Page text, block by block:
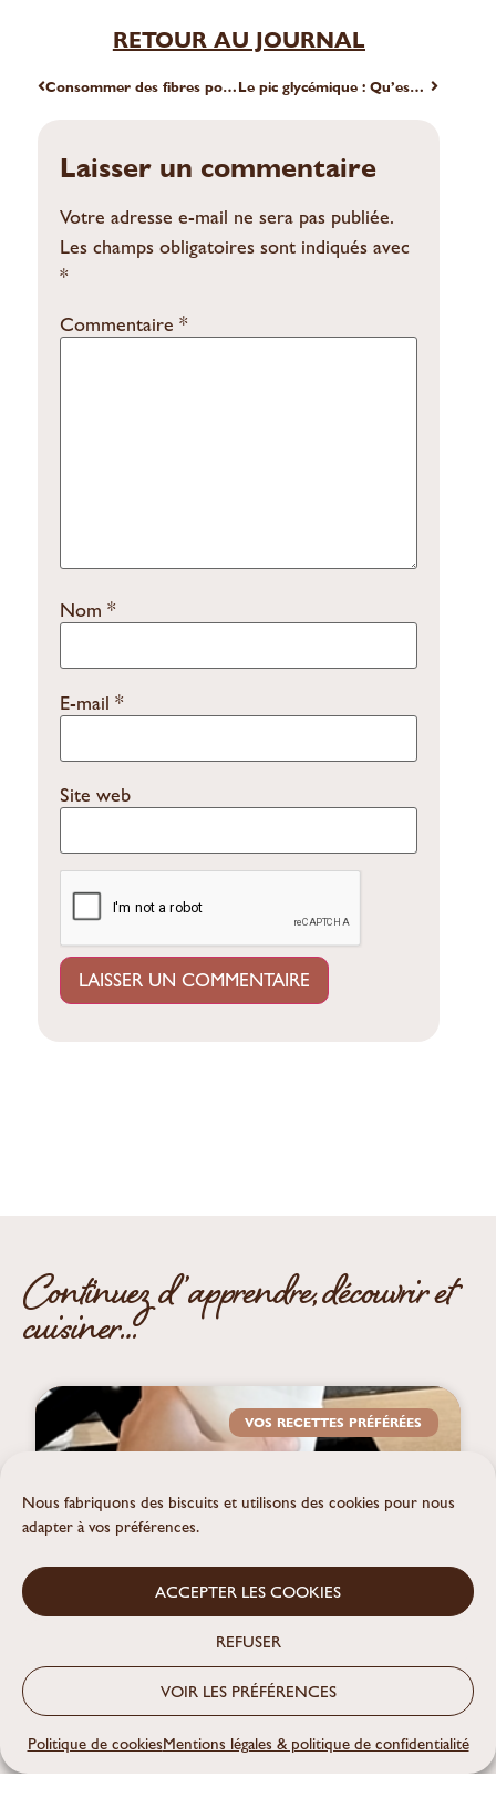
Nous fabriquons des biscuits et utilisons des cookies pour nous
adapter à vos préférences.
ACCEPTER LES COOKIES
REFUSER
VOIR LES PRÉFÉRENCES
Politique de cookiesMentions légales & politique de confidentialité
RETOUR AU JOURNAL
Consommer des fibres pour améliorer sa digestion Le pic glycémique : Qu’est-ce que c’est et comment l’éviter ?
Laisser un commentaire
Votre adresse e-mail ne sera pas publiée.
Les champs obligatoires sont indiqués avec
*
Commentaire*
Nom*
E-mail*
Site web
Continuez d’apprendre, découvrir et
cuisiner…
VOS RECETTES PRÉFÉRÉES